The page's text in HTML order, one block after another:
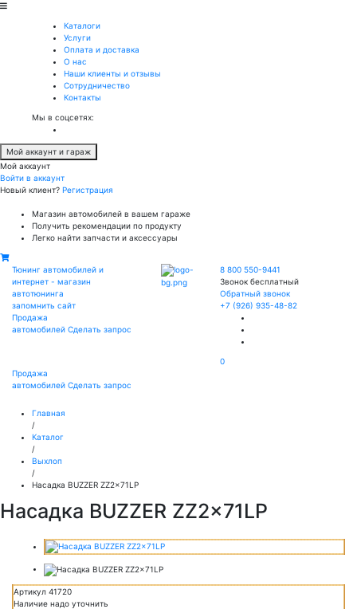
Каталоги
Услуги
Оплата и доставка
О нас
Наши клиенты и отзывы
Сотрудничество
Контакты
Мы в соцсетях:
Мой аккаунт и гараж
Мой аккаунт
Войти в аккаунт
Новый клиент? Регистрация
Магазин автомобилей в вашем гараже
Получить рекомендации по продукту
Легко найти запчасти и аксессуары
Тюнинг автомобилей и
интернет - магазин
автотюнинга
запомнить сайт
Продажа
автомобилей Сделать запрос
8 800 550-9441
Звонок бесплатный
Обратный звонок
+7 (926) 935-48-82
0
Продажа
автомобилей Сделать запрос
Главная
/
Каталог
/
Выхлоп
/
Насадка BUZZER ZZ2x71LP
Насадка BUZZER ZZ2x71LP
Артикул 41720
Наличие надо уточнить